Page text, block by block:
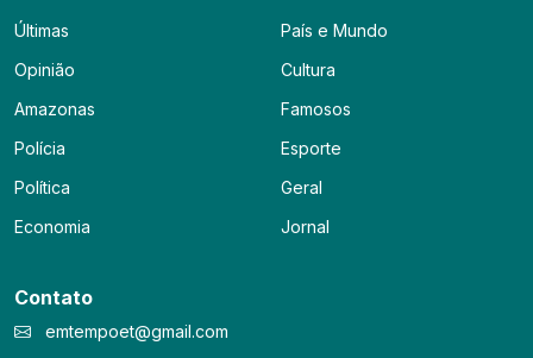
Últimas
Opinião
Amazonas
Polícia
Política
Economia
País e Mundo
Cultura
Famosos
Esporte
Geral
Jornal
Contato
emtempoet@gmail.com